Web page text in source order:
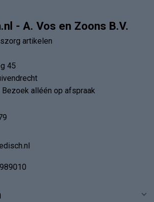
- A. Vos en Zoons B.V.
artikelen
45
Bezoek alléén op afspraak